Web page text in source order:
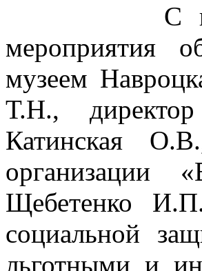
С
мероприятия
музеем
Т.Н., директор
Катинская
организации
Щебетенко
социальной
льготными и